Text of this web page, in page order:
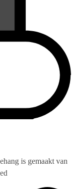
is gemaakt van